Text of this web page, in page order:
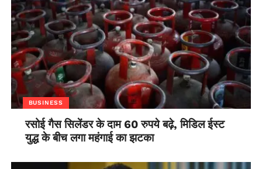
BUSINESS
रसोई गैस सिलेंडर के दाम 60 रुपये बढ़े, मिडिल ईस्ट
युद्ध के बीच लगा महंगाई का झटका